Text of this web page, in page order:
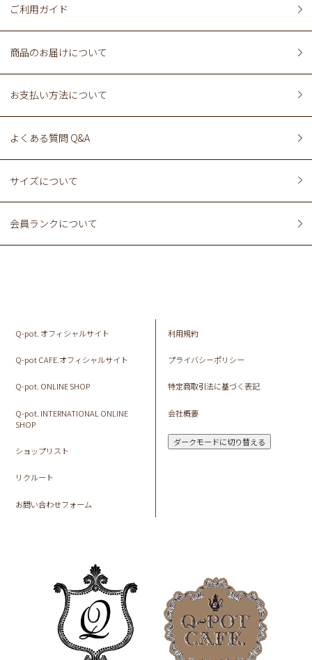
ご利用ガイド
商品のお届けについて
お支払い方法について
よくある質問 Q&A
サイズについて
会員ランクについて
Q-pot. オフィシャルサイト
Q-pot CAFE.オフィシャルサイト
Q-pot. ONLINE SHOP
Q-pot. INTERNATIONAL ONLINE
SHOP
ショップリスト
リクルート
お問い合わせフォーム
利用規約
プライバシーポリシー
特定商取引法に基づく表記
会社概要
ダークモードに切り替える